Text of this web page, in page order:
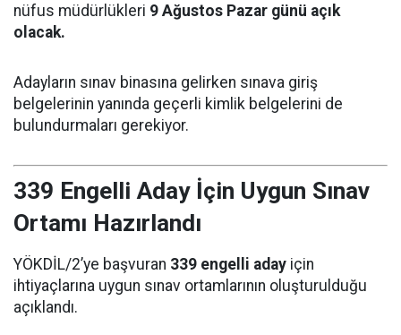
nüfus müdürlükleri 9 Ağustos Pazar günü açık
olacak.
Adayların sınav binasına gelirken sınava giriş
belgelerinin yanında geçerli kimlik belgelerini de
bulundurmaları gerekiyor.
339 Engelli Aday İçin Uygun Sınav
Ortamı Hazırlandı
YÖKDİL/2’ye başvuran 339 engelli aday için
ihtiyaçlarına uygun sınav ortamlarının oluşturulduğu
açıklandı.